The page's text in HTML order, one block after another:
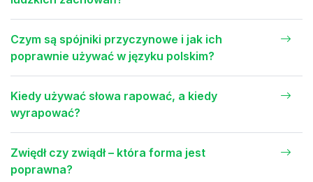
Czym są spójniki przyczynowe i jak ich
poprawnie używać w języku polskim?
Kiedy używać słowa rapować, a kiedy
wyrapować?
Zwiędł czy zwiądł – która forma jest
poprawna?